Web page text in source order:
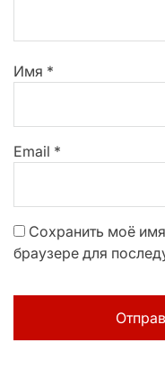
Имя *
Email *
Сохранить моё
браузере для